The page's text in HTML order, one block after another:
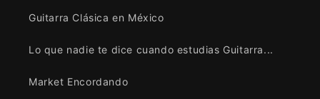
Guitarra Clásica en México
Lo que nadie te dice cuando estudias Guitarra...
Market Encordando